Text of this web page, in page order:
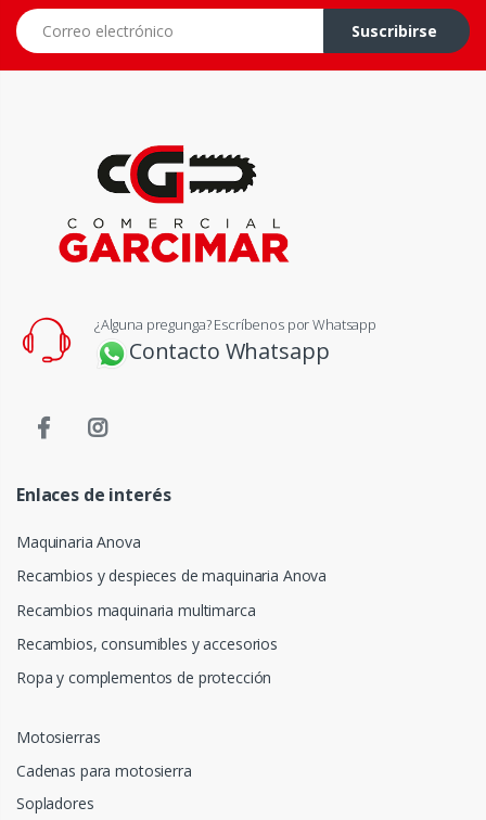
Correo electrónico
Suscribirse
¿Alguna pregunga? Escríbenos por Whatsapp
Contacto Whatsapp
Enlaces de interés
Maquinaria Anova
Recambios y despieces de maquinaria Anova
Recambios maquinaria multimarca
Recambios, consumibles y accesorios
Ropa y complementos de protección
Motosierras
Cadenas para motosierra
Sopladores